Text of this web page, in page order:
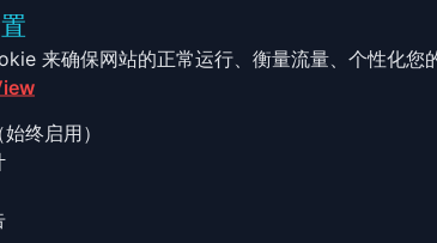
G08 - 2017 et +
来确保网站的正常运行、衡量流量、个性化您
终启用）